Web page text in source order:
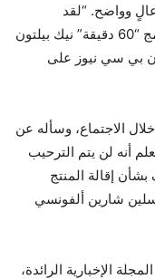
وواضح. “لقد
سمعتك”، هذا ما قاله المنتج التنفيذي لبرنامج “60 دقيقة” نيك بيلتون
بي سي نيوز على
الاجتماع، وسأله عن
أنه لن يتم الترحيب
إقالة المنتج
شارين ألفونسي
الإخبارية الرائدة،